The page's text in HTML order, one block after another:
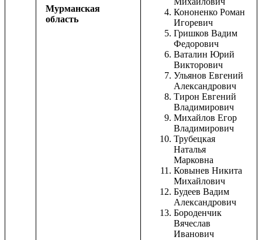
Мурманская
область
Кононенко Роман
Игоревич
Гришков Вадим
Федорович
Ваталин Юрий
Викторович
Ульянов Евгений
Александрович
Тирон Евгений
Владимирович
Михайлов Егор
Владимирович
Трубецкая
Наталья
Марковна
Ковынев Никита
Михайлович
Будеев Вадим
Александрович
Бороденчик
Вячеслав
Иванович